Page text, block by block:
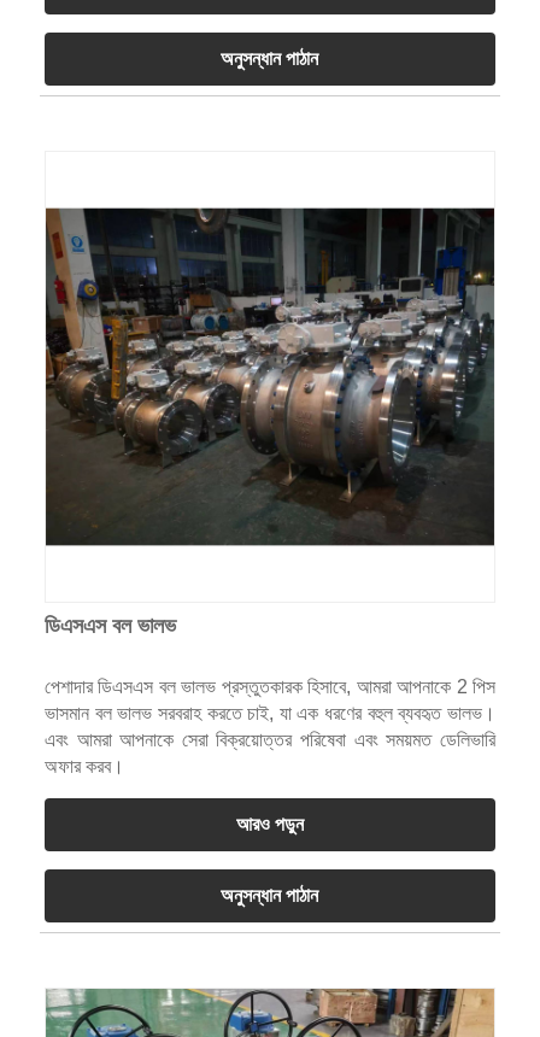
অনুসন্ধান পাঠান
ডিএসএস বল ভালভ
পেশাদার ডিএসএস বল ভালভ প্রস্তুতকারক হিসাবে, আমরা আপনাকে 2 পিস
ভাসমান বল ভালভ সরবরাহ করতে চাই, যা এক ধরণের বহুল ব্যবহৃত ভালভ।
এবং আমরা আপনাকে সেরা বিক্রয়োত্তর পরিষেবা এবং সময়মত ডেলিভারি
অফার করব।
আরও পড়ুন
অনুসন্ধান পাঠান